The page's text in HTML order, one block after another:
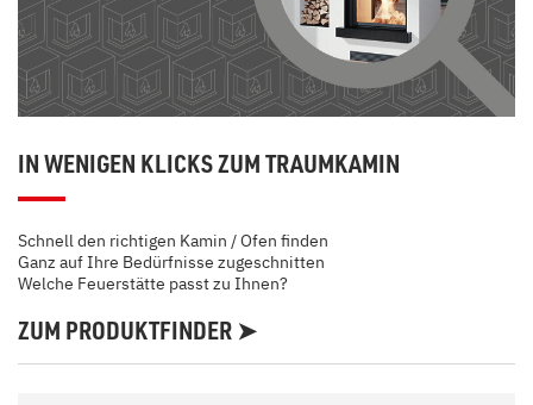
IN WENIGEN KLICKS ZUM TRAUMKAMIN
Schnell den richtigen Kamin / Ofen finden
Ganz auf Ihre Bedürfnisse zugeschnitten
Welche Feuerstätte passt zu Ihnen?
ZUM PRODUKTFINDER ➤